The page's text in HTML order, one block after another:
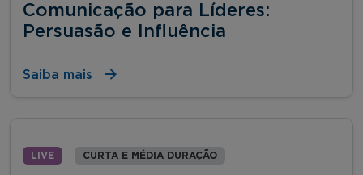
Comunicação para Líderes:
Persuasão e Influência
Saiba mais
LIVE CURTA E MÉDIA DURAÇÃO